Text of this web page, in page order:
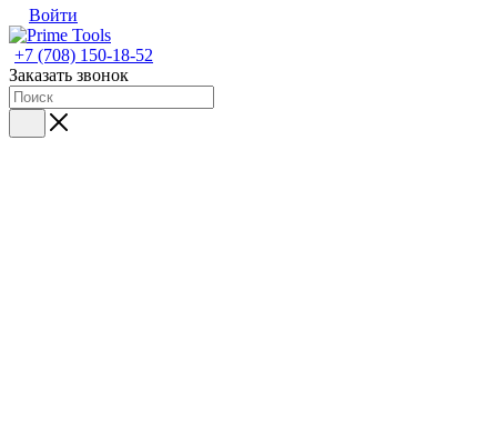
Войти
+7 (708) 150-18-52
Заказать звонок